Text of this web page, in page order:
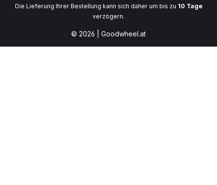
Die Lieferung Ihrer Bestellung kann sich daher um bis zu 10 Tage
verzögern.
© 2026 | Goodwheel.at